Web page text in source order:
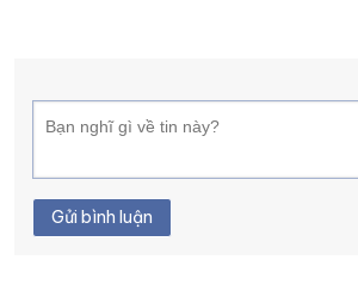
Gửi bình luận